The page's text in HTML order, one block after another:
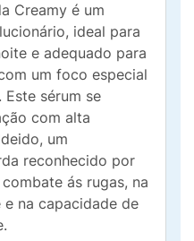
Creamy é um
ideal para
e adequado para
um foco especial
Este sérum se
com alta
um
reconhecido por
ás rugas, na
na capacidade de